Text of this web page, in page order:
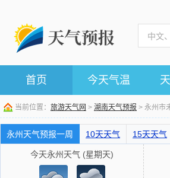
首页 今天气温
当前位置： 旅游天气网 > 湖南天气预报 > 永州市
永州天气预报一周 10天天气 15天天气
今天永州天气 (星期天)